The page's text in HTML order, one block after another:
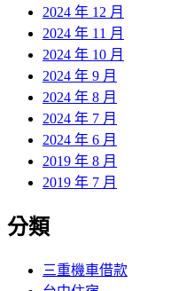
2024 年 12 月
2024 年 11 月
2024 年 10 月
2024 年 9 月
2024 年 8 月
2024 年 7 月
2024 年 6 月
2019 年 8 月
2019 年 7 月
分類
三重機車借款